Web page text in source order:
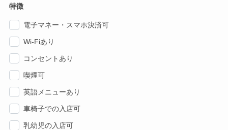
特徴
電子マネー・スマホ決済可
Wi-Fiあり
コンセントあり
喫煙可
英語メニューあり
車椅子での入店可
乳幼児の入店可